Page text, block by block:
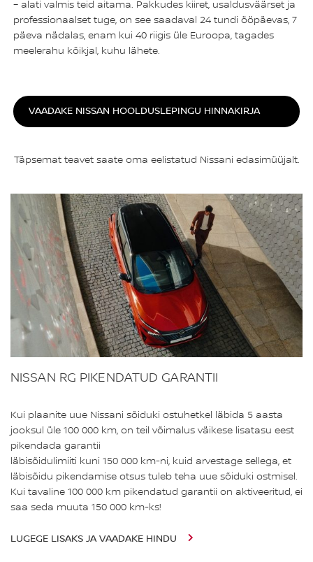
– alati valmis teid aitama. Pakkudes kiiret, usaldusväärset ja
professionaalset tuge, on see saadaval 24 tundi ööpäevas, 7
päeva nädalas, enam kui 40 riigis üle Euroopa, tagades
meelerahu kõikjal, kuhu lähete.
VAADAKE NISSAN HOOLDUSLEPINGU HINNAKIRJA
Täpsemat teavet saate oma eelistatud Nissani edasimüüjalt.
NISSAN RG PIKENDATUD GARANTII
Kui plaanite uue Nissani sõiduki ostuhetkel läbida 5 aasta
jooksul üle 100 000 km, on teil võimalus väikese lisatasu eest
pikendada garantii
läbisõidulimiiti kuni 150 000 km-ni, kuid arvestage sellega, et
läbisõidu pikendamise otsus tuleb teha uue sõiduki ostmisel.
Kui tavaline 100 000 km pikendatud garantii on aktiveeritud, ei
saa seda muuta 150 000 km-ks!
LUGEGE LISAKS JA VAADAKE HINDU